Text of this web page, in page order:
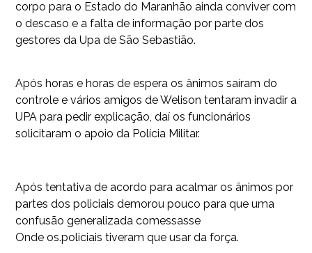
corpo para o Estado do Maranhão ainda conviver com
o descaso e a falta de informação por parte dos
gestores da Upa de São Sebastião.
Após horas e horas de espera os ânimos saíram do
controle e vários amigos de Welison tentaram invadir a
UPA para pedir explicação, daí os funcionários
solicitaram o apoio da Polícia Militar.
Após tentativa de acordo para acalmar os ânimos por
partes dos policiais demorou pouco para que uma
confusão generalizada comessasse
Onde os.policiais tiveram que usar da força.